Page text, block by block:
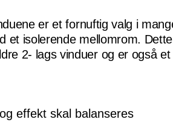
er et fornuftig valg i
et isolerende mellomrom.
2- lags vinduer og er også
effekt skal balanseres